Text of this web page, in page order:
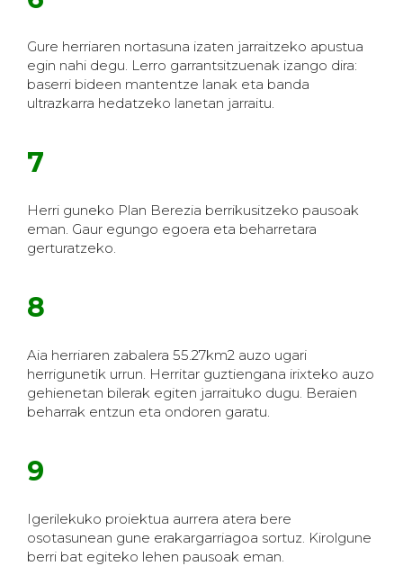
Gure herriaren nortasuna izaten jarraitzeko apustua
egin nahi degu. Lerro garrantsitzuenak izango dira:
baserri bideen mantentze lanak eta banda
ultrazkarra hedatzeko lanetan jarraitu.
7
Herri guneko Plan Berezia berrikusitzeko pausoak
eman. Gaur egungo egoera eta beharretara
gerturatzeko.
8
Aia herriaren zabalera 55.27km2 auzo ugari
herrigunetik urrun. Herritar guztiengana irixteko auzo
gehienetan bilerak egiten jarraituko dugu. Beraien
beharrak entzun eta ondoren garatu.
9
Igerilekuko proiektua aurrera atera bere
osotasunean gune erakargarriagoa sortuz. Kirolgune
berri bat egiteko lehen pausoak eman.